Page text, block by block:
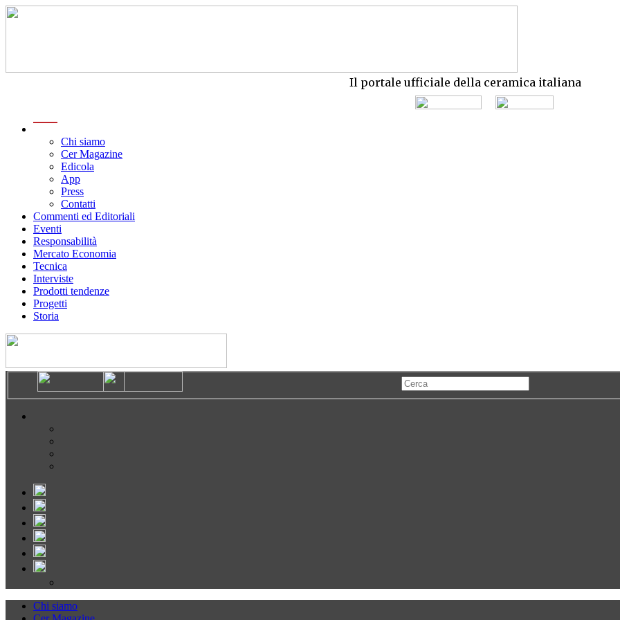
Il portale ufficiale della ceramica italiana
Chi siamo
Cer Magazine
Edicola
App
Press
Contatti
Commenti ed Editoriali
Eventi
Responsabilità
Mercato Economia
Tecnica
Interviste
Prodotti tendenze
Progetti
Storia
Chi siamo